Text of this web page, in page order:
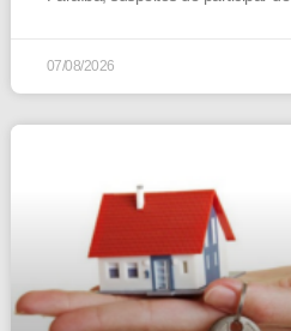
07/08/2026